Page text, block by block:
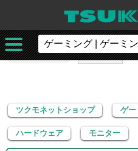
ツクモネットショップ
ゲー
ハードウェア
モニター
ツクモネットショップ ゲー
ハードウェア モニター